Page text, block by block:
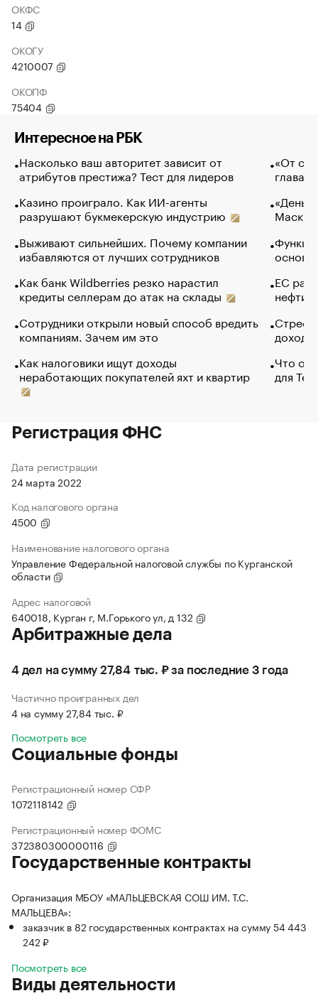
ОКФС
14
ОКОГУ
4210007
ОКОПФ
75404
Интересное на РБК
Насколько ваш авторитет зависит от
атрибутов престижа? Тест для лидеров
Казино проиграло. Как ИИ-агенты
разрушают букмекерскую индустрию
Выживают сильнейших. Почему компании
избавляются от лучших сотрудников
Как банк Wildberries резко нарастил
кредиты селлерам до атак на склады
Сотрудники открыли новый способ вредить
компаниям. Зачем им это
Как налоговики ищут доходы
неработающих покупателей яхт и квартир
«От
глава
Маск в
основ
ЕС
нефти
Что
для
Регистрация ФНС
Дата регистрации
24 марта 2022
Код налогового органа
4500
Наименование налогового органа
Управление Федеральной налоговой службы по Курганской
области
Адрес налоговой
640018, Курган г, М.Горького ул, д 132
Арбитражные дела
4 дел на сумму 27,84 тыс. ₽ за последние 3 года
Частично проигранных дел
4 на сумму 27,84 тыс. ₽
Посмотреть все
Социальные фонды
Регистрационный номер СФР
1072118142
Регистрационный номер ФОМС
372380300000116
Государственные контракты
Организация МБОУ «МАЛЬЦЕВСКАЯ СОШ ИМ. Т.С.
МАЛЬЦЕВА»:
заказчик в 82 государственных контрактах на сумму 54 443
242 ₽
Посмотреть все
Виды деятельности